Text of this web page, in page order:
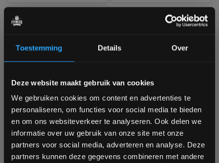
Toestemming Details Over
Deze website maakt gebruik van cookies
We gebruiken cookies om content en advertenties te
personaliseren, om functies voor social media te bieden
en om ons websiteverkeer te analyseren. Ook delen we
informatie over uw gebruik van onze site met onze
partners voor social media, adverteren en analyse. Deze
partners kunnen deze gegevens combineren met andere
Straps
Niet op voorraad, vraag naar
de levertijd
Vraag naar de levertijd
Bam! 5% korting op je volgende
bestelling
Schrijf je in voor onze nieuwsbrief om op de hoogte te
blijven over onze nieuwe producten, deals en meer
interessante info. Ontvang 5% korting op je eerstvolgende
aankoop! 😀